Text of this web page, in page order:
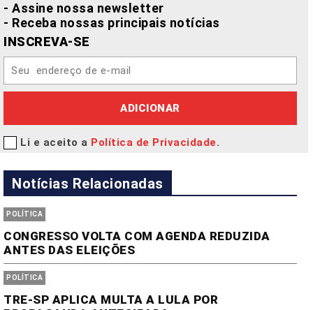
- Assine nossa newsletter
- Receba nossas principais notícias
INSCREVA-SE
ADICIONAR
Li e aceito a Política de Privacidade.
Notícias Relacionadas
POLÍTICA
CONGRESSO VOLTA COM AGENDA REDUZIDA
ANTES DAS ELEIÇÕES
POLÍTICA
TRE-SP APLICA MULTA A LULA POR